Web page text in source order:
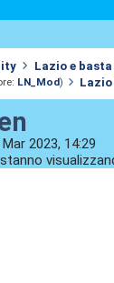
Lazio e
LN_Mod) Lazio
2023, 14:29